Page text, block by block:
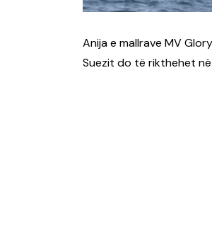
Anija e mallrave MV
Suezit do të rikthehet në